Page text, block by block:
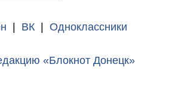
| ВК | Одноклассники
«Блокнот Донецк»